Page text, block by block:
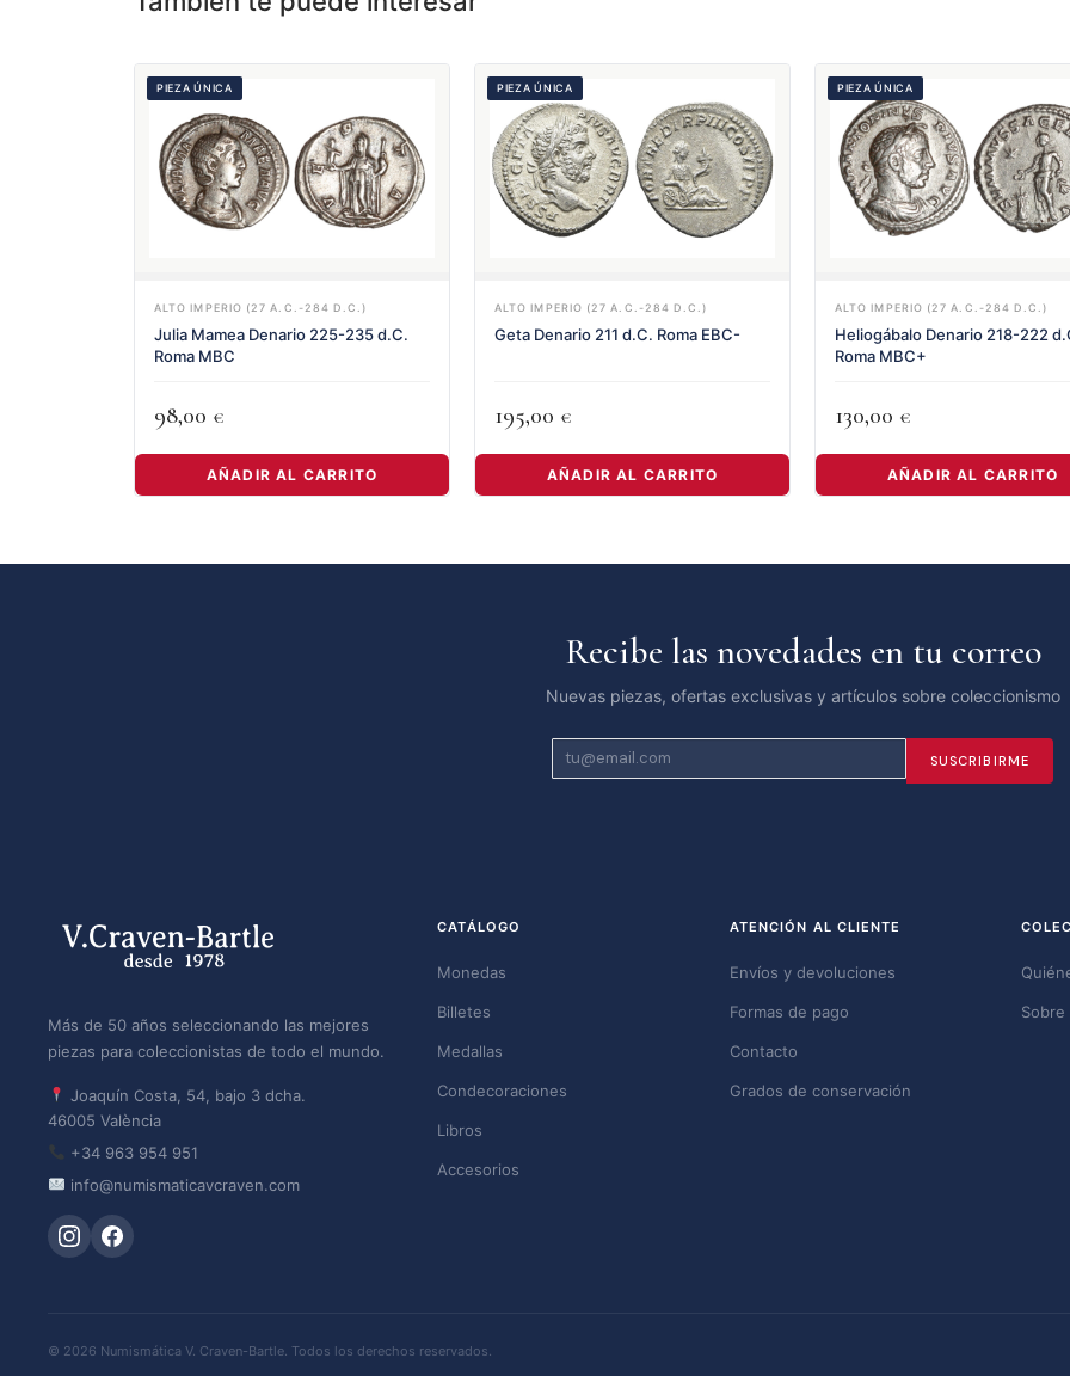
PIEZA ÚNICA
ALTO IMPERIO (27 A.C.-284 D.C.)
Julia Mamea Denario 225-235 d.C.
Roma MBC
98,00 €
AÑADIR AL CARRITO
PIEZA ÚNICA
ALTO IMPERIO (27 A.C.-284 D.C.)
Geta Denario 211 d.C. Roma EBC-
195,00 €
AÑADIR AL CARRITO
PIEZA ÚNICA
ALTO IMPERIO (27 A.C.-284 D.C.)
Heliogábalo Denario 218-222
Roma MBC+
130,00 €
AÑADIR AL CARRITO
Recibe las novedades en tu correo
Nuevas piezas, ofertas exclusivas y artículos sobre coleccionismo
SUSCRIBIRME
Más de 50 años seleccionando las mejores
piezas para coleccionistas de todo el mundo.
Joaquín Costa, 54, bajo 3 dcha.
46005 València
+34 963 954 951
info@numismaticavcraven.com
CATÁLOGO
Monedas
Billetes
Medallas
Condecoraciones
Libros
Accesorios
ATENCIÓN AL CLIENTE
Envíos y devoluciones
Formas de pago
Contacto
Grados de conservación
© 2026 Numismática V. Craven-Bartle. Todos los derechos reservados.